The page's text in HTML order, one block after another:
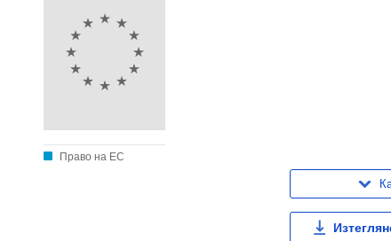
Право на ЕС